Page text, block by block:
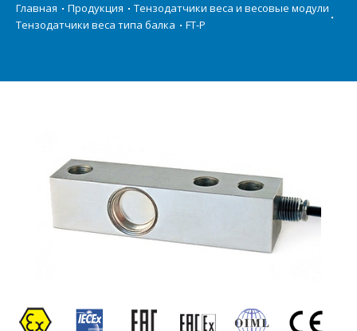
СОДЕЙСТВИЕ И ЗАГРУЗКИ
Главная Продукция
Тензодатчики веса и весовые модули
Тензодатчики веса типа балка
FT-P